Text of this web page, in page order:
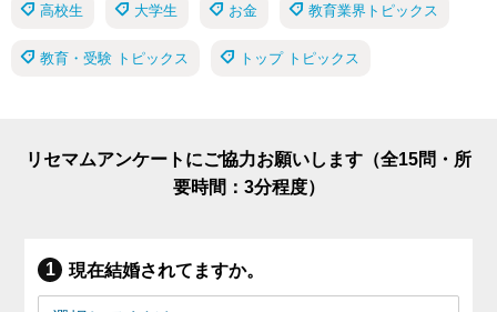
高校生 大学生 お金 教育業界トピックス
教育・受験 トピックス トップ トピックス
リセマムアンケートにご協力お願いします（全15問・所
要時間：3分程度）
現在結婚されてますか。